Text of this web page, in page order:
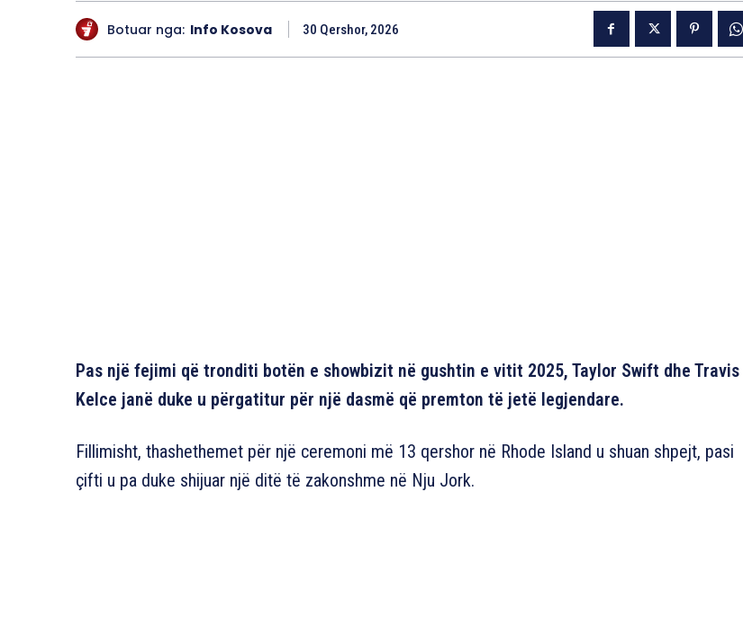
Botuar nga: Info Kosova 30 Qershor, 2026
Pas një fejimi që tronditi botën e showbizit në gushtin e vitit 2025, Taylor Swift dhe Travis
Kelce janë duke u përgatitur për një dasmë që premton të jetë legjendare.
Fillimisht, thashethemet për një ceremoni më 13 qershor në Rhode Island u shuan shpejt, pasi
çifti u pa duke shijuar një ditë të zakonshme në Nju Jork.